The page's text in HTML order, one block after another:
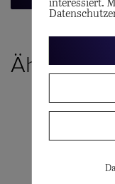
Ähnliche
interessiert.